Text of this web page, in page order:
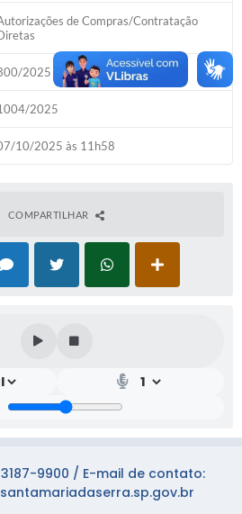
de Compras/Contratação
2025
2025
10/2025 às 11h58
COMPARTILHAR
9900 / E-mail de contato: